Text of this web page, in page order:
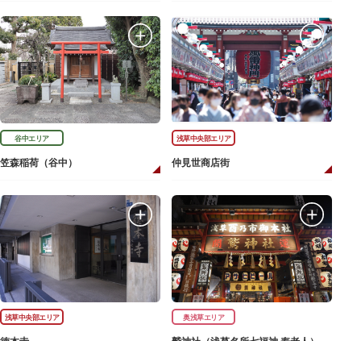
谷中エリア
笠森稲荷（谷中）
浅草中央部エリア
仲見世商店街
浅草中央部エリア 奥浅草エリア